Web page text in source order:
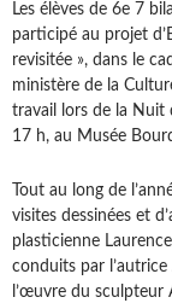
Les élèves de 6e 7
participé au projet
revisitée », dans le
ministère de la
travail lors de la Nuit
17 h, au Musée
Tout au long de
visites dessinées et
plasticienne
conduits par
l’œuvre du sculpteur